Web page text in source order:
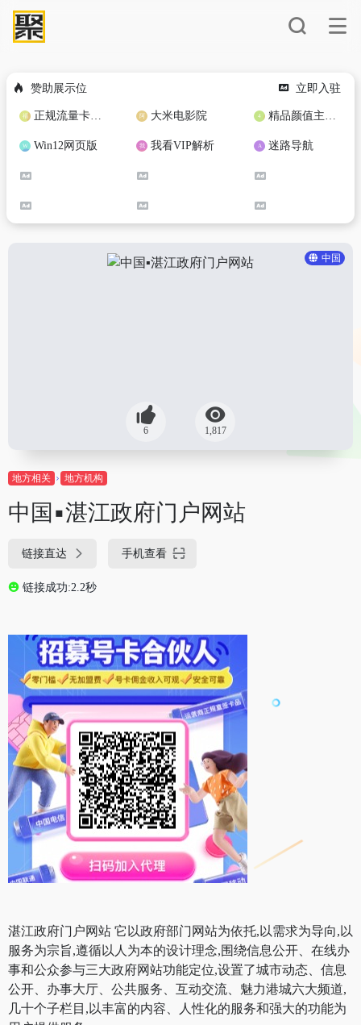
赞助展示位 立即入驻
正规流量卡免费加盟合作 大米电影院 精品颜值主播定制
Win12网页版 我看VIP解析 迷路导航
中国
6 1,817
地方相关 地方机构
中国▪湛江政府门户网站
链接直达 手机查看
链接成功:2.2秒
湛江政府门户网站 它以政府部门网站为依托,以需求为导向,以
服务为宗旨,遵循以人为本的设计理念,围绕信息公开、在线办
事和公众参与三大政府网站功能定位,设置了城市动态、信息
公开、办事大厅、公共服务、互动交流、魅力港城六大频道,
几十个子栏目,以丰富的内容、人性化的服务和强大的功能为